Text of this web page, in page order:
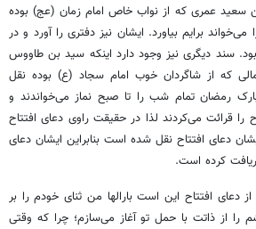
سعید عمری که از نواب خاص امام زمان (عج) بوده
می‌خواند برایم بیاورد. ایشان نیز دفتریرا آورد و در
بود. سند دیگری نیز وجود دارد اینکه سید بن طاووس
که از شاگردان خوب امام سجاد (ع) بوده نقل
رمضان تمام شب را تا صبح نماز می‌خواندند و
قرائت می‌کردند لذا در حقیقت راوی دعای افتتاح
دعای افتتاح نقل شده است بنابراین ایشان دعای
کرده است.
از دعای افتتاح این است بارالها من ثنایخودم را بر
را از ذاتت با حملتو آغاز می‌سازم؛ چرا که وقتی